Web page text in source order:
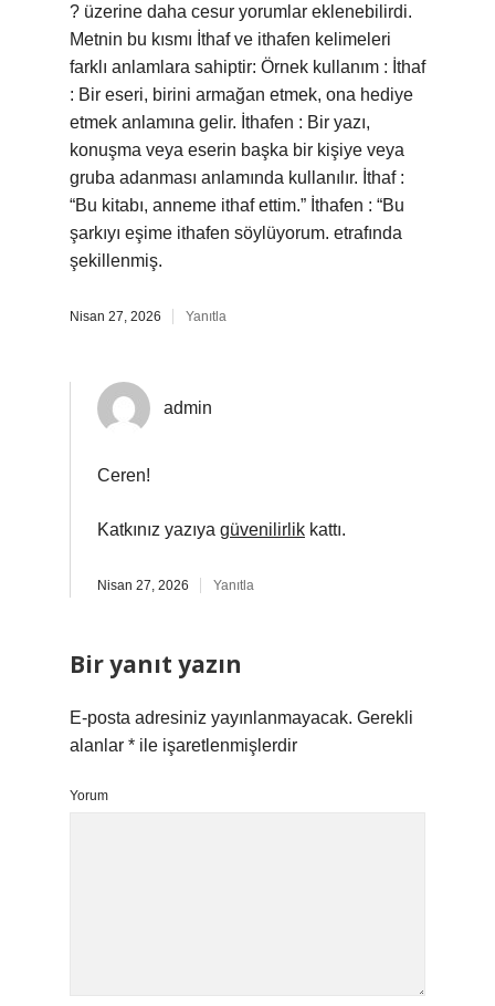
? üzerine daha cesur yorumlar eklenebilirdi.
Metnin bu kısmı İthaf ve ithafen kelimeleri
farklı anlamlara sahiptir: Örnek kullanım : İthaf
: Bir eseri, birini armağan etmek, ona hediye
etmek anlamına gelir. İthafen : Bir yazı,
konuşma veya eserin başka bir kişiye veya
gruba adanması anlamında kullanılır. İthaf :
“Bu kitabı, anneme ithaf ettim.” İthafen : “Bu
şarkıyı eşime ithafen söylüyorum. etrafında
şekillenmiş.
Nisan 27, 2026 Yanıtla
admin
Ceren!
Katkınız yazıya güvenilirlik kattı.
Nisan 27, 2026 Yanıtla
Bir yanıt yazın
E-posta adresiniz yayınlanmayacak. Gerekli
alanlar * ile işaretlenmişlerdir
Yorum